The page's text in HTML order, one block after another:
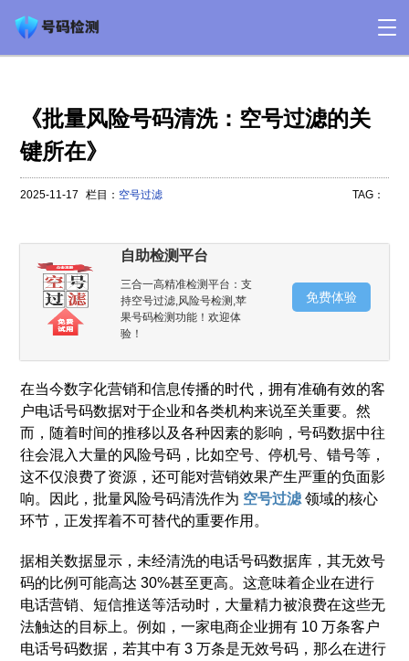
《批量风险号码清洗：空号过滤的关
键所在》
2025-11-17 栏目： 空号过滤 TAG：
自助检测平台
三合一高精准检测平台：支
持空号过滤,风险号检测,苹
果号码检测功能！欢迎体
验！
免费体验
在当今数字化营销和信息传播的时代，拥有准确有效的客
户电话号码数据对于企业和各类机构来说至关重要。然
而，随着时间的推移以及各种因素的影响，号码数据中往
往会混入大量的风险号码，比如空号、停机号、错号等，
这不仅浪费了资源，还可能对营销效果产生严重的负面影
响。因此，批量风险号码清洗作为 空号过滤领域的核心
环节，正发挥着不可替代的重要作用。
据相关数据显示，未经清洗的电话号码数据库，其无效号
码的比例可能高达 30%甚至更高。这意味着企业在进行
电话营销、短信推送等活动时，大量精力被浪费在这些无
法触达的目标上。例如，一家电商企业拥有 10 万条客户
电话号码数据，若其中有 3 万条是无效号码，那么在进行